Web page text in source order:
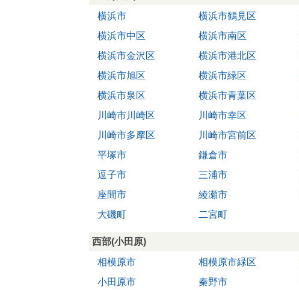
横浜市
横浜市鶴見区
横浜市中区
横浜市南区
横浜市金沢区
横浜市港北区
横浜市旭区
横浜市緑区
横浜市泉区
横浜市青葉区
川崎市川崎区
川崎市幸区
川崎市多摩区
川崎市宮前区
平塚市
鎌倉市
逗子市
三浦市
座間市
綾瀬市
大磯町
二宮町
西部(小田原)
相模原市
相模原市緑区
小田原市
秦野市